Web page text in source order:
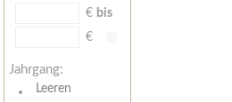
€ bis
€
Jahrgang:
Leeren